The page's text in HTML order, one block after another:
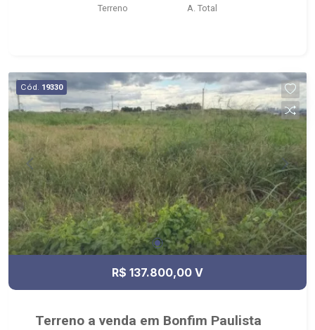
Terreno A. Total
Cód. 19330
R$ 137.800,00 V
Terreno a venda em Bonfim Paulista